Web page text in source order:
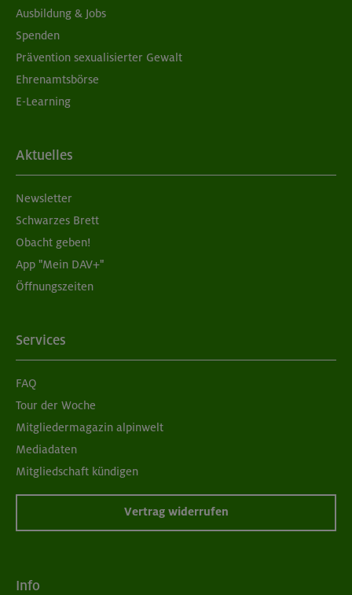
Ausbildung & Jobs
Spenden
Prävention sexualisierter Gewalt
Ehrenamtsbörse
E-Learning
Aktuelles
Newsletter
Schwarzes Brett
Obacht geben!
App "Mein DAV+"
Öffnungszeiten
Services
FAQ
Tour der Woche
Mitgliedermagazin alpinwelt
Mediadaten
Mitgliedschaft kündigen
Vertrag widerrufen
Info